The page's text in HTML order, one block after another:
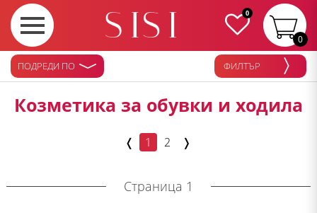
0
0
ПОДРЕДИ ПО ФИЛТЪР
Козметика за обувки и ходила
❬ 1 2 ❭
Страница 1